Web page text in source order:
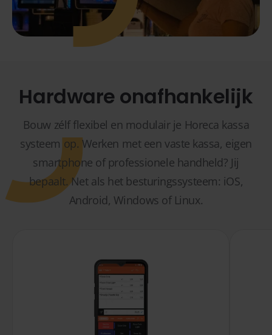
Hardware onafhankelijk
Bouw zélf flexibel en modulair je Horeca kassa
systeem op. Werken met een vaste kassa, eigen
smartphone of professionele handheld? Jij
bepaalt. Net als het besturingssysteem: iOS,
Android, Windows of Linux.